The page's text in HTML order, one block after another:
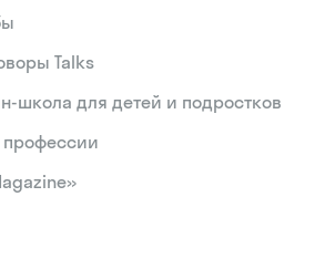
Talks
школа для детей и подростков